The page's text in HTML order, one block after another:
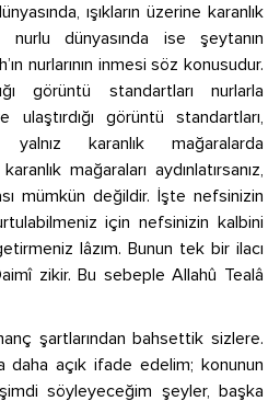
ışıkların üzerine karanlık
nurlu dünyasında ise şeytanın
nurlarının inmesi söz konusudur.
görüntü standartları nurlarla
ulaştırdığı görüntü standartları,
yalnız karanlık mağaralarda
mağaraları aydınlatırsanız,
mümkün değildir. İşte nefsinizin
için nefsinizin kalbini
lâzım. Bunun tek bir ilacı
zikir. Bu sebeple Allahû Tealâ
şartlarından bahsettik sizlere.
daha açık ifade edelim; konunun
söyleyeceğim şeyler, başka